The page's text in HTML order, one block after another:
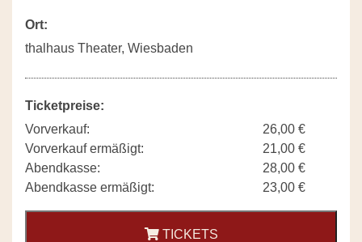
Ort:
thalhaus Theater, Wiesbaden
Ticketpreise:
Vorverkauf:
26,00 €
Vorverkauf ermäßigt:
21,00 €
Abendkasse:
28,00 €
Abendkasse ermäßigt:
23,00 €
TICKETS